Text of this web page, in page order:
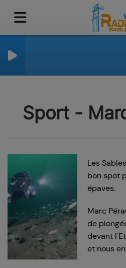
Sport -
Les
bon spot
épaves.
Marc
de
devant
et nous